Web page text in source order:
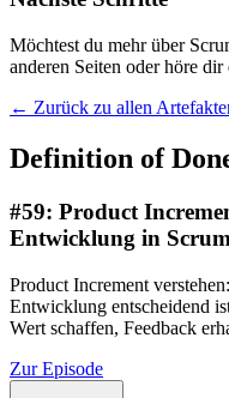
Möchtest du mehr über
anderen Seiten oder höre
← Zurück zu allen
Definition of
#59: Product
Entwicklung in Scrum
Product Increment
Entwicklung entscheidend
Wert schaffen, Feedback
Zur Episode